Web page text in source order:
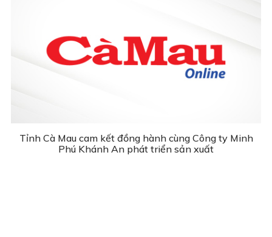
Tỉnh Cà Mau cam kết đồng hành cùng Công ty Minh
Phú Khánh An phát triển sản xuất